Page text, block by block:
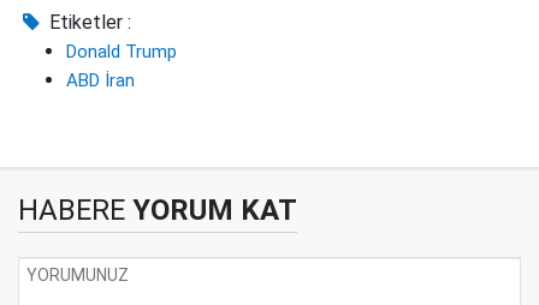
Etiketler :
Donald Trump
ABD İran
HABERE YORUM KAT